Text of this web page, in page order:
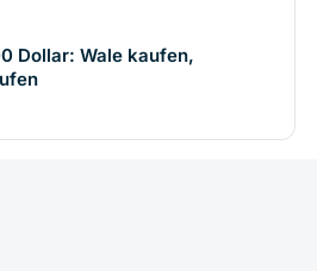
Dollar: Wale kaufen,